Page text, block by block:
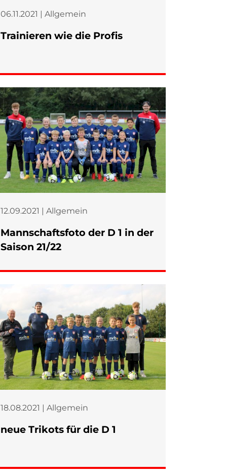
06.11.2021 | Allgemein
Trainieren wie die Profis
12.09.2021 | Allgemein
Mannschaftsfoto der D 1 in der
Saison 21/22
18.08.2021 | Allgemein
neue Trikots für die D 1